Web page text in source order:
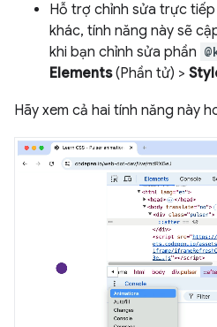
Hỗ trợ chỉnh sửa trực tiếp
khác, tính năng này sẽ
khi bạn chỉnh sửa phần
Elements(Phần tử) >
Hãy xem cả hai tính năng này